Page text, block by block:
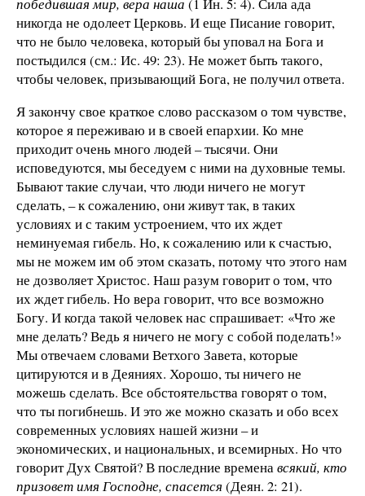
победившая мир, вера наша (1 Ин. 5: 4). Сила ада
никогда не одолеет Церковь. И еще Писание говорит,
что не было человека, который бы уповал на Бога и
постыдился (см.: Ис. 49: 23). Не может быть такого,
чтобы человек, призывающий Бога, не получил ответа.
Я закончу свое краткое слово рассказом о том чувстве,
которое я переживаю и в своей епархии. Ко мне
приходит очень много людей – тысячи. Они
исповедуются, мы беседуем с ними на духовные темы.
Бывают такие случаи, что люди ничего не могут
сделать, – к сожалению, они живут так, в таких
условиях и с таким устроением, что их ждет
неминуемая гибель. Но, к сожалению или к счастью,
мы не можем им об этом сказать, потому что этого нам
не дозволяет Христос. Наш разум говорит о том, что
их ждет гибель. Но вера говорит, что все возможно
Богу. И когда такой человек нас спрашивает: «Что же
мне делать? Ведь я ничего не могу с собой поделать!»
Мы отвечаем словами Ветхого Завета, которые
цитируются и в Деяниях. Хорошо, ты ничего не
можешь сделать. Все обстоятельства говорят о том,
что ты погибнешь. И это же можно сказать и обо всех
современных условиях нашей жизни – и
экономических, и национальных, и всемирных. Но что
говорит Дух Святой? В последние временавсякий, кто
призовет имя Господне, спасется (Деян. 2: 21).